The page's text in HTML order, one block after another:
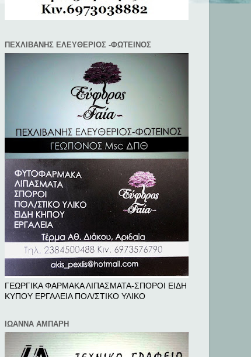
ΠΕΧΛΙΒANΗΣ ΕΛΕΥΘΕΡΙΟΣ -ΦΩΤΕΙΝΟΣ
ΓΕΩΡΓΙΚΑ ΦΑΡΜΑΚΑ ΛΙΠΑΣΜΑΤΑ-ΣΠΟΡΟΙ ΕΙΔΗ
ΚΥΠΟΥ ΕΡΓΑΛΕΙΑ ΠΟΛ/ΣΤΙΚΟ ΥΛΙΚΟ
ΙΩΑΝΝΑ ΑΜΠΑΡΗ